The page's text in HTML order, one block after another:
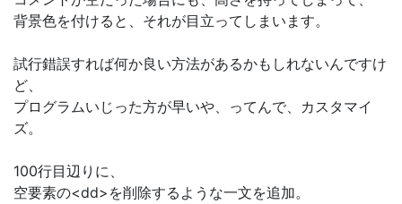
背景色を付けると、それが目立ってしまいます。
試行錯誤すれば何か良い方法があるかもしれないんですけ
ど、
プログラムいじった方が早いや、ってんで、カスタマイ
ズ。
100行目辺りに、
空要素の<dd>を削除するような一文を追加。